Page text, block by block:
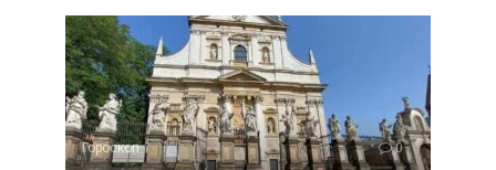
Гороскоп 0